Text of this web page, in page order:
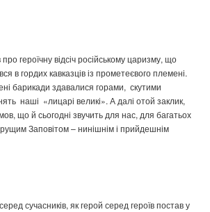
героїчну відсіч російському царизму, що
в гордих кавказців із прометеєвого племені.
барикади здавалися горами, скутими
наші «лицарі великі». А далі отой заклик,
що й сьогодні звучить для нас, для багатьох
Заповітом – нинішнім і прийдешнім
сучасників, як герой серед героїв постав у